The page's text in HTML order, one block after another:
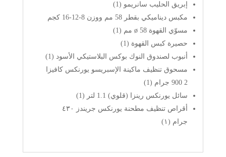
إبريق الحليب سانريمو (1)
مكبس ديناميكي بقطر 58 مم ووزن 8-12-16 كجم
مسوّي القهوة ø 58 مم (1)
حصيرة كبس القهوة (1)
أنبوب لصندوق النوك بوكس ​​البلاستيكي الأسود (1)
مسحوق تنظيف ماكينة الإسبريسو يورنكس كافيزا
2 900 جرام (1)
سائل يورنكس رينزا (قلوي) 1.1 لتر (1)
أقراص تنظيف مطحنة يورنكس جريندز ٤٣٠
جرام (١)